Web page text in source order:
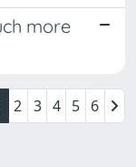
more
2 3 4 5 6